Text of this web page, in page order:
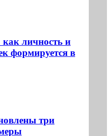
личность и
формируется в
три